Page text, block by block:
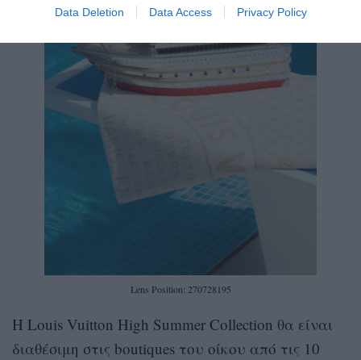
Data Deletion Data Access Privacy Policy
Lens Position: 270728195
Η Louis Vuitton High Summer Collection θα είναι
διαθέσιμη στις boutiques του οίκου από τις 10